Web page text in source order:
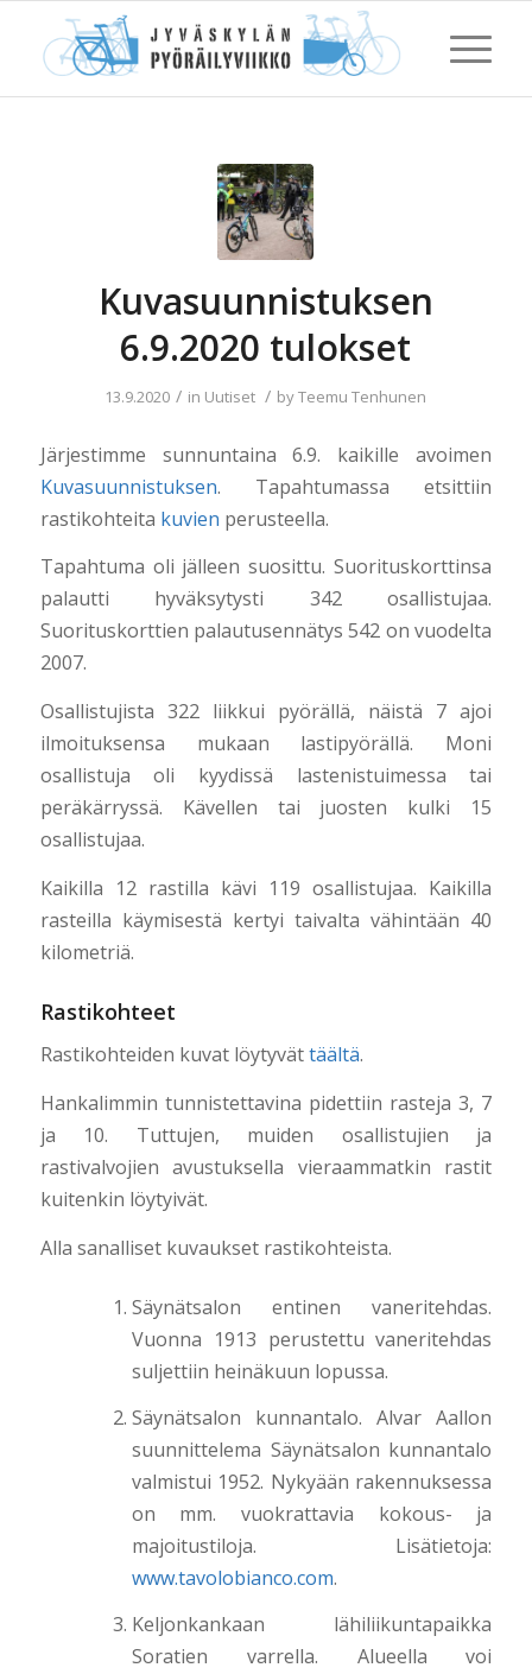
Kuvasuunnistuksen
6.9.2020 tulokset
13.9.2020 / in Uutiset / byTeemu Tenhunen
Järjestimme sunnuntaina 6.9. kaikille avoimen
Kuvasuunnistuksen. Tapahtumassa etsittiin
rastikohteita kuvien perusteella.
Tapahtuma oli jälleen suosittu. Suorituskorttinsa
palautti hyväksytysti 342 osallistujaa.
Suorituskorttien palautusennätys 542 on vuodelta
2007.
Osallistujista 322 liikkui pyörällä, näistä 7 ajoi
ilmoituksensa mukaan lastipyörällä. Moni
osallistuja oli kyydissä lastenistuimessa tai
peräkärryssä. Kävellen tai juosten kulki 15
osallistujaa.
Kaikilla 12 rastilla kävi 119 osallistujaa. Kaikilla
rasteilla käymisestä kertyi taivalta vähintään 40
kilometriä.
Rastikohteet
Rastikohteiden kuvat löytyvättäältä.
Hankalimmin tunnistettavina pidettiin rasteja 3, 7
ja 10. Tuttujen, muiden osallistujien ja
rastivalvojien avustuksella vieraammatkin rastit
kuitenkin löytyivät.
Alla sanalliset kuvaukset rastikohteista.
Säynätsalon entinen vaneritehdas.
Vuonna 1913 perustettu vaneritehdas
suljettiin heinäkuun lopussa.
Säynätsalon kunnantalo. Alvar Aallon
suunnittelema Säynätsalon kunnantalo
valmistui 1952. Nykyään rakennuksessa
on mm. vuokrattavia kokous- ja
majoitustiloja. Lisätietoja:
www.tavolobianco.com.
Keljonkankaan lähiliikuntapaikka
Soratien varrella. Alueella voi